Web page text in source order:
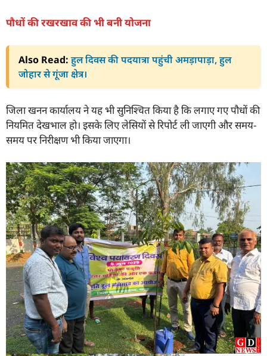
पौधों की रखरखाव की भी बनी योजना
Also Read: हुल दिवस की पदयात्रा पहुंची अमड़ापाड़ा, हुल
जोहार से गूंजा क्षेत्र।
जिला खनन कार्यालय ने यह भी सुनिश्चित किया है कि लगाए गए पौधों की
नियमित देखभाल हो। इसके लिए लेसियों से रिपोर्ट ली जाएगी और समय-
समय पर निरीक्षण भी किया जाएगा।